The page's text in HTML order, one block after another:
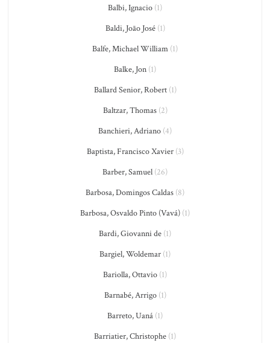
Balbi, Ignacio (1)
Baldi, João José(1)
Balfe, Michael William (1)
Balke, Jon (1)
Ballard Senior, Robert(1)
Baltzar, Thomas(2)
Banchieri, Adriano (4)
Baptista, Francisco Xavier(3)
Barber, Samuel (26)
Barbosa, Domingos Caldas (8)
Barbosa, Osvaldo Pinto (Vavá) (1)
Bardi, Giovanni de (1)
Bargiel, Woldemar (1)
Bariolla, Ottavio (1)
Barnabé, Arrigo(1)
Barreto, Uaná (1)
Barriatier, Christophe (1)